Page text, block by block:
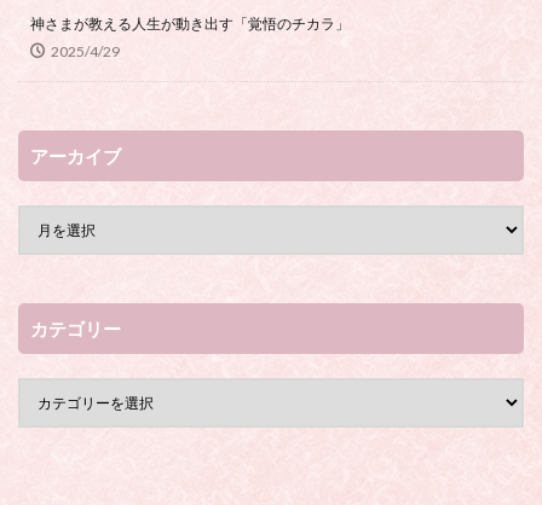
神さまが教える人生が動き出す「覚悟のチカラ」
2025/4/29
アーカイブ
カテゴリー